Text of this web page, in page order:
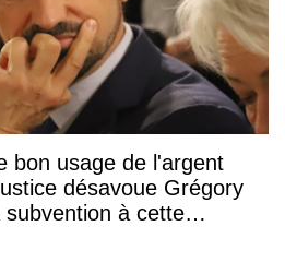
bon usage de l'argent
désavoue Grégory
à cette